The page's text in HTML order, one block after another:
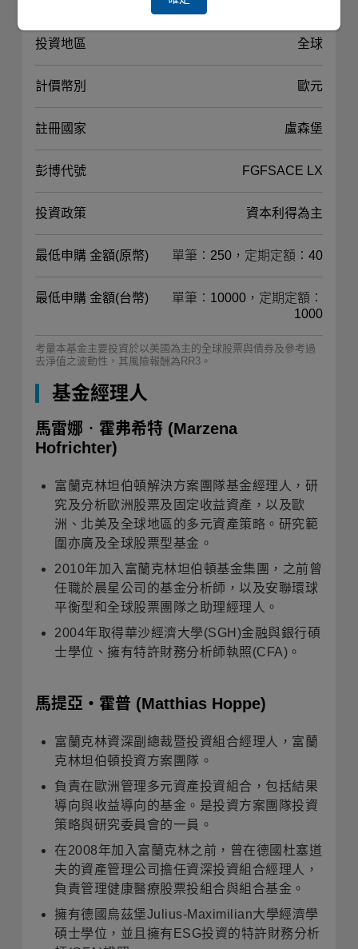
投資地區 全球
計價幣別 歐元
註冊國家 盧森堡
彭博代號 FGFSACE LX
投資政策 資本利得為主
最低申購 金額(原幣) 單筆：250，定期定額：40
最低申購 金額(台幣)
單筆：10000，定期定額：
1000
考量本基金主要投資於以美國為主的全球股票與債券及參考過
去淨值之波動性，其風險報酬為RR3。
基金經理人
馬雷娜‧霍弗希特 (Marzena
Hofrichter)
富蘭克林坦伯頓解決方案團隊基金經理人，研
究及分析歐洲股票及固定收益資產，以及歐
洲、北美及全球地區的多元資產策略。研究範
圍亦廣及全球股票型基金。
2010年加入富蘭克林坦伯頓基金集團，之前曾
任職於晨星公司的基金分析師，以及安聯環球
平衡型和全球股票團隊之助理經理人。
2004年取得華沙經濟大學(SGH)金融與銀行碩
士學位、擁有特許財務分析師執照(CFA)。
馬提亞・霍普 (Matthias Hoppe)
富蘭克林資深副總裁暨投資組合經理人，富蘭
克林坦伯頓投資方案團隊。
負責在歐洲管理多元資產投資組合，包括結果
導向與收益導向的基金。是投資方案團隊投資
策略與研究委員會的一員。
在2008年加入富蘭克林之前，曾在德國杜塞道
夫的資產管理公司擔任資深投資組合經理人，
負責管理健康醫療股票投組合與組合基金。
擁有德國烏茲堡Julius-Maximilian大學經濟學
碩士學位，並且擁有ESG投資的特許財務分析